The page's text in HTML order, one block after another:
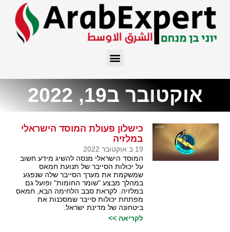
אוקטובר ב19, 2022
כישלון פעולת המוסד הישראלי
במלזיה
19 ב אוקטובר 2022
המוסד הישראלי מנסה להשיג מידע חשוב
על יכולות הסייבר של תנועת חמאס
שמשקמת את מערך הסייבר שלה שנפגע
במהלך מבצע "שומר החומות" ופועל גם
במלזיה. לקראת סבב הלחימה הבא, חמאס
מפתחת יכולות סייבר שמסכנות את
ביטחונה של מדינת ישראל.
לקריאה >>